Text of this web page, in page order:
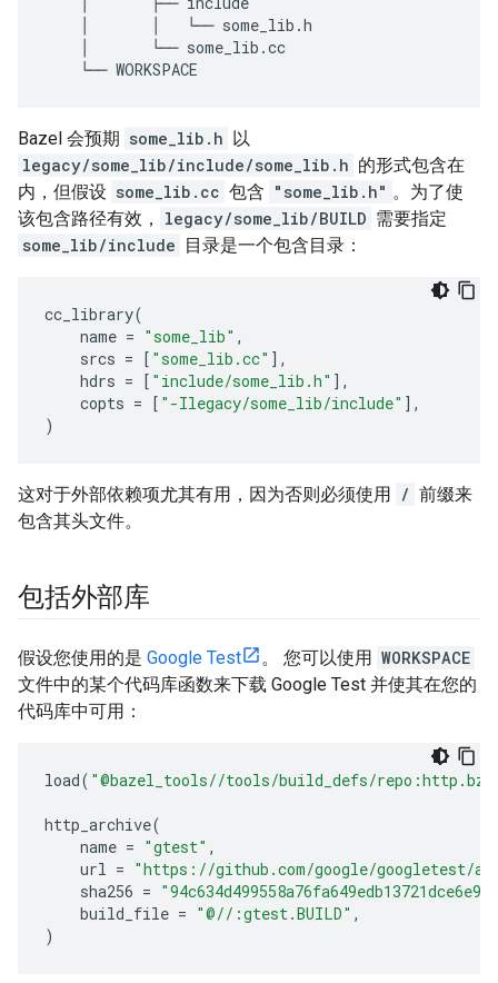
└── some_lib .h
└── some_lib .cc
└── WORKSPACE
Bazel 会预期 some_lib.h 以
legacy/some_lib/include/some_lib.h 的形式包含在
内，但假设 some_lib.cc 包含 "some_lib.h" 。为了使
该包含路径有效，
legacy/some_lib/BUILD 需要指定
some_lib/include 目录是一个包含目录：
cc_library(
name = "some_lib" ,
srcs = [ "some_lib.cc" ],
hdrs = [ "include/some_lib.h" ],
copts = [ "-Ilegacy/some_lib/include" ],
)
这对于外部依赖项尤其有用，因为否则必须使用 / 前缀来
包含其头文件。
包括外部库
假设您使用的是 Google Test 。 您可以使用 WORKSPACE
文件中的某个代码库函数来下载 Google Test 并使其在您的
代码库中可用：
load( "@bazel_tools//tools/build_defs/
http_archive(
name = "gtest" ,
url = "https://github.com/google/googletest/
sha256 =
build_file = "@//:gtest.BUILD" ,
)